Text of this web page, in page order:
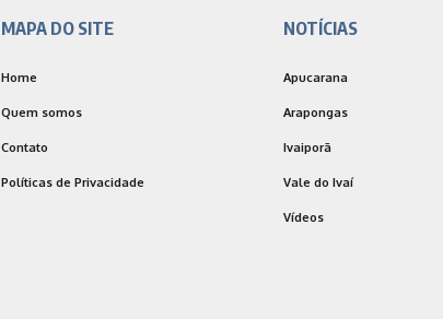
MAPA DO SITE
Home
Quem somos
Contato
Políticas de Privacidade
NOTÍCIAS
Apucarana
Arapongas
Ivaiporã
Vale do Ivaí
Vídeos